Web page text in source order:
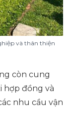
và thân thiện
còn cung
hợp đồng và
nhu cầu vận